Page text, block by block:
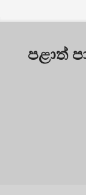
පළාත්